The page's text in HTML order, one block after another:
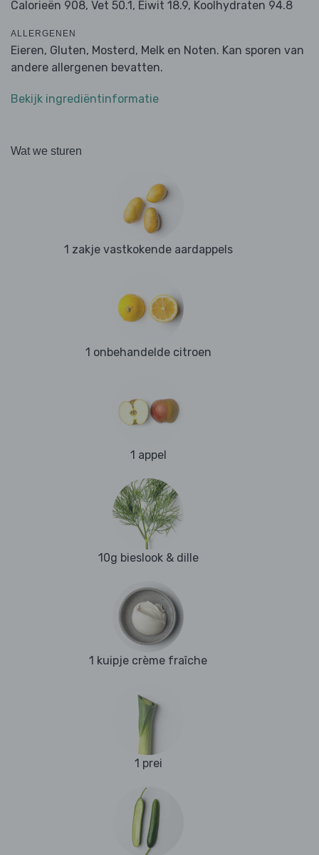
Calorieën 908, Vet 50.1, Eiwit 18.9, Koolhydraten 94.8
ALLERGENEN
Eieren, Gluten, Mosterd, Melk en Noten. Kan sporen van
andere allergenen bevatten.
Bekijk ingrediëntinformatie
Wat we sturen
1 zakje vastkokende aardappels
1 onbehandelde citroen
1 appel
10g bieslook & dille
1 kuipje crème fraîche
1 prei